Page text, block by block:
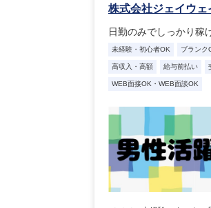
株式会社ジェイウェ
日勤のみでしっかり稼
未経験・初心者OK ブランク
高収入・高額 給与前払い
WEB面接OK・WEB面談OK